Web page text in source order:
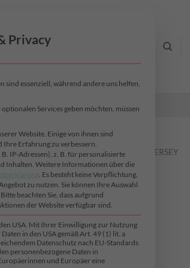
SAISON
/ JERSEY / WEICHER FEINSTRICKJERSEY
– Marine
€ / Meter
MwSt. zzgl.Versandkosten
Kuschelfaktor
Privacy
sind essenziell, während andere uns helfen,
Services geben möchten, müssen
Website. Einige von ihnen sind
Ihre Erfahrung zu verbessern.
IP-Adressen), z. B. für personalisierte
Inhalten. Weitere Informationen über die
. Es besteht keine Verpflichtung,
zu nutzen. Sie können Ihre Auswahl
Bitte beachten Sie, dass aufgrund
der Website verfügbar sind.
USA. Mit Ihrer Einwilligung zur Nutzung
in den USA gemäß Art. 49 (1) lit. a
Datenschutz nach EU-Standards
personenbezogene Daten in
und Europäer eine